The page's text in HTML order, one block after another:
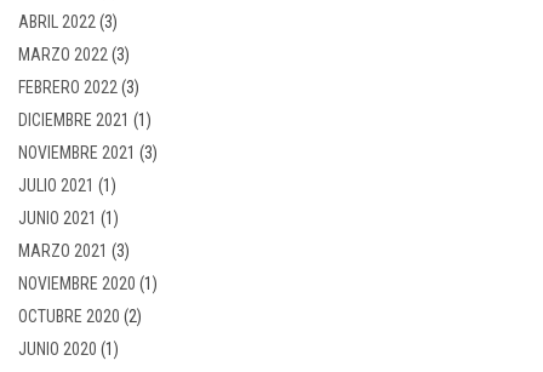
ABRIL 2022 (3)
MARZO 2022 (3)
FEBRERO 2022 (3)
DICIEMBRE 2021 (1)
NOVIEMBRE 2021 (3)
JULIO 2021 (1)
JUNIO 2021 (1)
MARZO 2021 (3)
NOVIEMBRE 2020 (1)
OCTUBRE 2020 (2)
JUNIO 2020 (1)